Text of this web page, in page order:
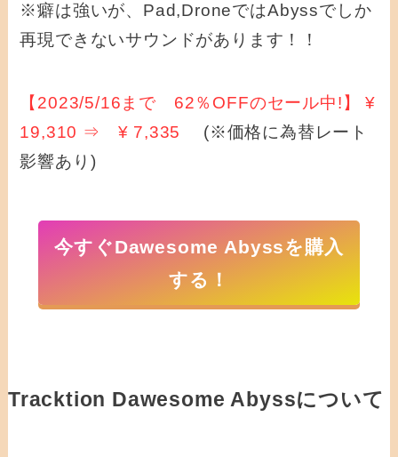
※癖は強いが、Pad,DroneではAbyssでしか
再現できないサウンドがあります！！
【2023/5/16まで 62％OFFのセール中!】 ¥
19,310 ⇒ ¥ 7,335 (※価格に為替レート
影響あり)
今すぐDawesome Abyssを購入
する！
Tracktion Dawesome Abyssについて